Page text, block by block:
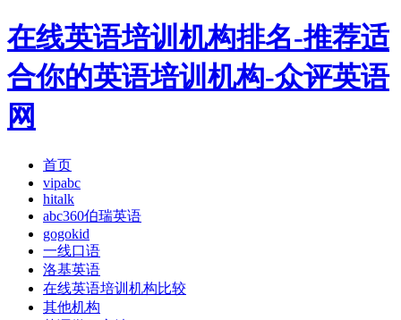
在线英语培训机构排名-推荐适
合你的英语培训机构-众评英语
网
首页
vipabc
hitalk
abc360伯瑞英语
gogokid
一线口语
洛基英语
在线英语培训机构比较
其他机构